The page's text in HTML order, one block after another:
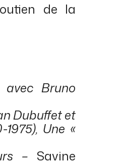
de la
Bruno
Dubuffet et
Une «
– Savine